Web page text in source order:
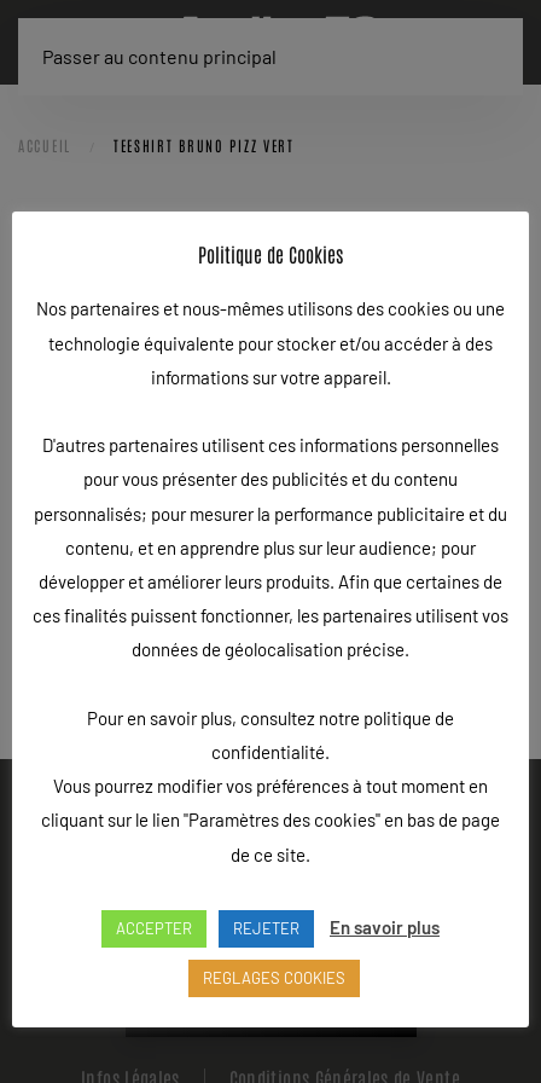
Passer au contenu principal
ACCUEIL TEESHIRT BRUNO PIZZ VERT
TEESHIRT BRUNO PIZZ VERT
Hôtel des entreprises, 52200 LANGRES
Appeler L'Atelier 52
Politique de Cookies
Nos partenaires et nous-mêmes utilisons des cookies ou une
technologie équivalente pour stocker et/ou accéder à des
informations sur votre appareil.
D'autres partenaires utilisent ces informations personnelles
pour vous présenter des publicités et du contenu
personnalisés; pour mesurer la performance publicitaire et du
contenu, et en apprendre plus sur leur audience; pour
développer et améliorer leurs produits. Afin que certaines de
ces finalités puissent fonctionner, les partenaires utilisent vos
données de géolocalisation précise.
Pour en savoir plus, consultez notre politique de
confidentialité.
Vous pourrez modifier vos préférences à tout moment en
cliquant sur le lien "Paramètres des cookies" en bas de page
de ce site.
ACCEPTER REJETER En savoir plus
REGLAGES COOKIES